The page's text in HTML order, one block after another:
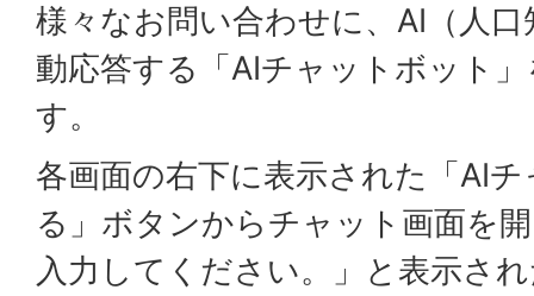
様々なお問い合わせに、AI（人
動応答する「AIチャットボット
す。
各画面の右下に表示された「AI
る」ボタンからチャット画面を
入力してください。」と表示さ